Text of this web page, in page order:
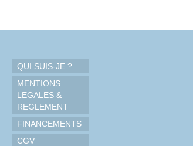
QUI SUIS-JE ?
MENTIONS
LEGALES &
REGLEMENT
FINANCEMENTS
CGV